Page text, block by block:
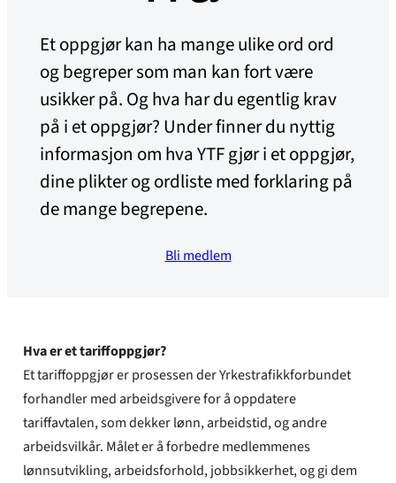
Et oppgjør kan ha mange ulike ord ord
og begreper som man kan fort være
usikker på. Og hva har du egentlig krav
på i et oppgjør? Under finner du nyttig
informasjon om hva YTF gjør i et oppgjør,
dine plikter og ordliste med forklaring på
de mange begrepene.
Bli medlem
Hva er et tariffoppgjør?
Et tariffoppgjør er prosessen der Yrkestrafikkforbundet
forhandler med arbeidsgivere for å oppdatere
tariffavtalen, som dekker lønn, arbeidstid, og andre
arbeidsvilkår. Målet er å forbedre medlemmenes
lønnsutvikling, arbeidsforhold, jobbsikkerhet, og gi dem